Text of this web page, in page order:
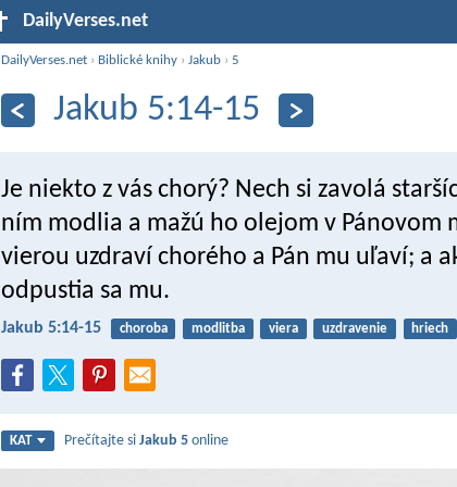
DailyVerses.net
DailyVerses.net › Biblické knihy ›Jakub ›5
Jakub 5:14-15
Je niekto z vás chorý? Nech si zavolá
ním modlia a mažú ho olejom v Pánovom
vierou uzdraví chorého a Pán mu uľaví; a
odpustia sa mu.
Jakub 5:14-15 choroba modlitba viera uzdravenie hriech
KAT Prečítajte siJakub 5 online